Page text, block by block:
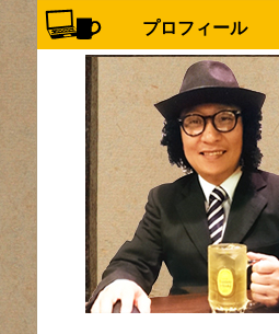
プロフィール